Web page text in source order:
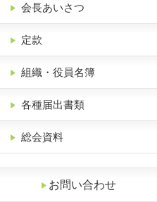
会長あいさつ
定款
組織・役員名簿
各種届出書類
総会資料
お問い合わせ